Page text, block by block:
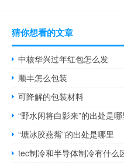
猜你想看的文章
中核华兴过年红包怎么发
顺丰怎么包装
可降解的包装材料
“野水闲将白影来”的出处是哪
“塘冰胶燕觜”的出处是哪里
tec制冷和半导体制冷有什么